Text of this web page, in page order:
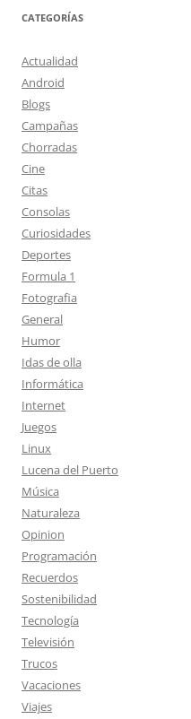
CATEGORÍAS
Actualidad
Android
Blogs
Campañas
Chorradas
Cine
Citas
Consolas
Curiosidades
Deportes
Formula 1
Fotografia
General
Humor
Idas de olla
Informática
Internet
Juegos
Linux
Lucena del Puerto
Música
Naturaleza
Opinion
Programación
Recuerdos
Sostenibilidad
Tecnología
Televisión
Trucos
Vacaciones
Viajes